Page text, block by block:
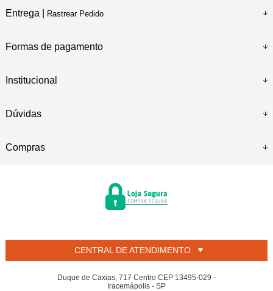
Entrega | Rastrear Pedido
Formas de pagamento
Institucional
Dúvidas
Compras
CENTRAL DE ATENDIMENTO
Duque de Caxias, 717 Centro CEP 13495-029 -
Iracemápolis - SP